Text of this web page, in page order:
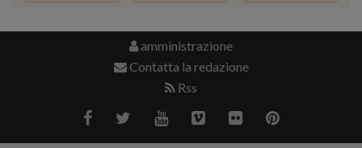
amministrazione
Contatta la redazione
Rss